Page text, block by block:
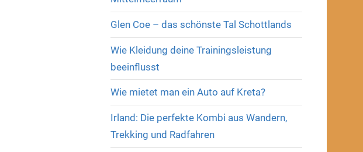
Glen Coe – das schönste Tal Schottlands
Wie Kleidung deine Trainingsleistung
beeinflusst
Wie mietet man ein Auto auf Kreta?
Irland: Die perfekte Kombi aus Wandern,
Trekking und Radfahren